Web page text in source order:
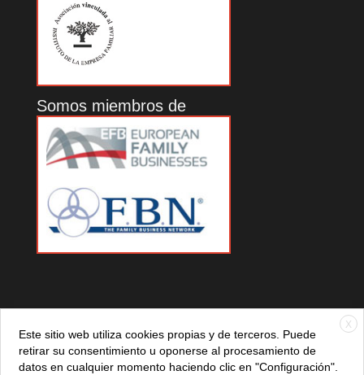
Somos miembros de
X
Este sitio web utiliza cookies propias y de terceros. Puede
retirar su consentimiento u oponerse al procesamiento de
datos en cualquier momento haciendo clic en "Configuración".